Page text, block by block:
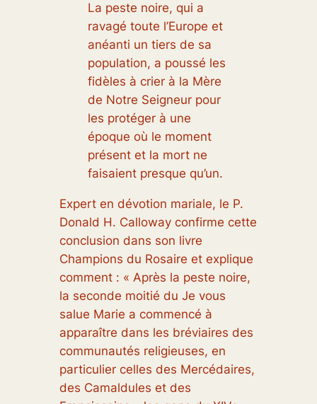
La peste noire, qui a
ravagé toute l’Europe et
anéanti un tiers de sa
population, a poussé les
fidèles à crier à la Mère
de Notre Seigneur pour
les protéger à une
époque où le moment
présent et la mort ne
faisaient presque qu’un.
Expert en dévotion mariale, le P.
Donald H. Calloway confirme cette
conclusion dans son livre
Champions du Rosaire et explique
comment : « Après la peste noire,
la seconde moitié du Je vous
salue Marie a commencé à
apparaître dans les bréviaires des
communautés religieuses, en
particulier celles des Mercédaires,
des Camaldules et des